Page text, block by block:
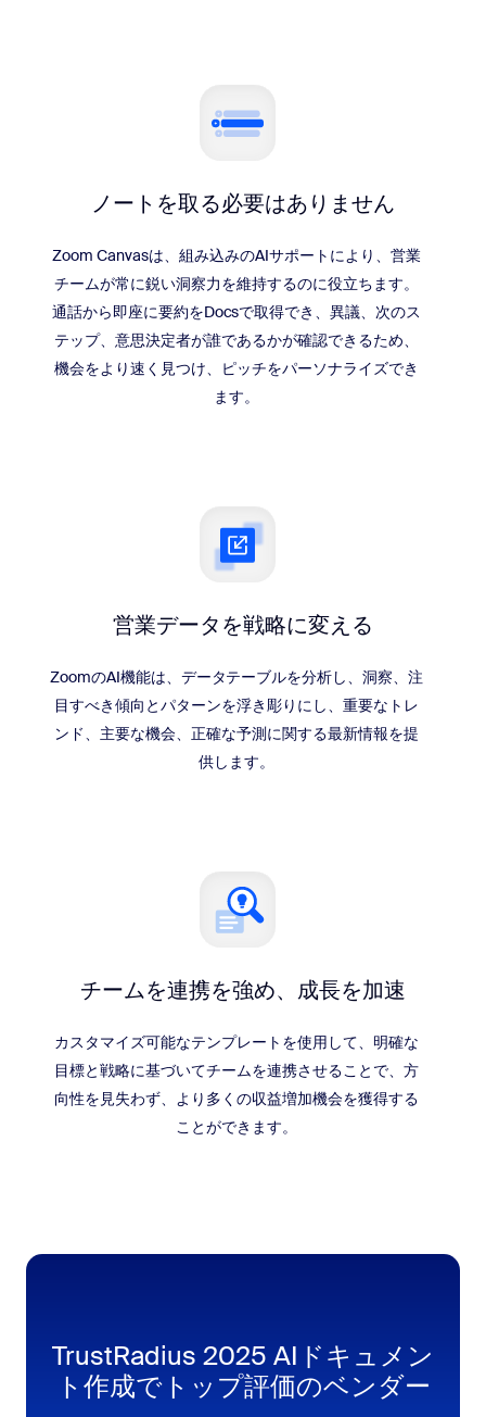
ノートを取る必要はありません
Zoom Canvasは、組み込みのAIサポートにより、営業
チームが常に鋭い洞察力を維持するのに役立ちます。
通話から即座に要約をDocsで取得でき、異議、次のス
テップ、意思決定者が誰であるかが確認できるため、
機会をより速く見つけ、ピッチをパーソナライズでき
ます。
営業データを戦略に変える
ZoomのAI機能は、データテーブルを分析し、洞察、注
目すべき傾向とパターンを浮き彫りにし、重要なトレ
ンド、主要な機会、正確な予測に関する最新情報を提
供します。
チームを連携を強め、成長を加速
カスタマイズ可能なテンプレートを使用して、明確な
目標と戦略に基づいてチームを連携させることで、方
向性を見失わず、より多くの収益増加機会を獲得する
ことができます。
TrustRadius 2025 AIドキュメン
ト作成でトップ評価のベンダー